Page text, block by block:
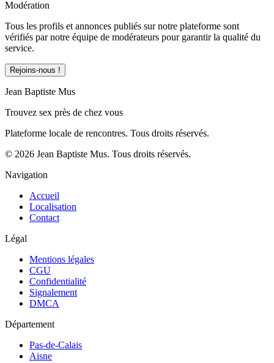
Modération
Tous les profils et annonces publiés sur notre plateforme sont
vérifiés par notre équipe de modérateurs pour garantir la qualité du
service.
Rejoins-nous !
Jean Baptiste Mus
Trouvez sex près de chez vous
Plateforme locale de rencontres. Tous droits réservés.
© 2026 Jean Baptiste Mus. Tous droits réservés.
Navigation
Accueil
Localisation
Contact
Légal
Mentions légales
CGU
Confidentialité
Signalement
DMCA
Département
Pas-de-Calais
Aisne